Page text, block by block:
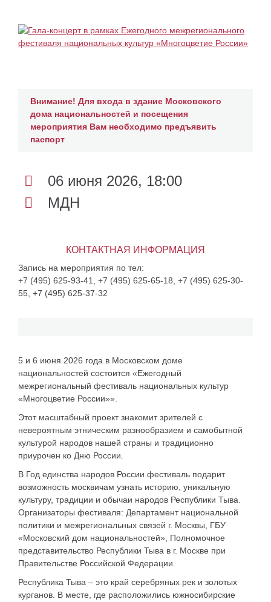
Внимание! Для входа в здание Московского
дома национальностей и посещения
мероприятия Вам необходимо предъявить
паспорт
06 июня 2026, 18:00
МДН
КОНТАКТНАЯ ИНФОРМАЦИЯ
Запись на мероприятия по тел:
+7 (495) 625-93-41, +7 (495) 625-65-18, +7 (495) 625-30-
55, +7 (495) 625-37-32
5 и 6 июня 2026 года в Московском доме
национальностей состоится «Ежегодный
межрегиональный фестиваль национальных культур
«Многоцветие России»».
Этот масштабный проект знакомит зрителей с
невероятным этническим разнообразием и самобытной
культурой народов нашей страны и традиционно
приурочен ко Дню России.
В Год единства народов России фестиваль подарит
возможность москвичам узнать историю, уникальную
культуру, традиции и обычаи народов Республики Тыва.
Организаторы фестиваля: Департамент национальной
политики и межрегиональных связей г. Москвы, ГБУ
«Московский дом национальностей», Полномочное
представительство Республики Тыва в г. Москве при
Правительстве Российской Федерации.
Республика Тыва – это край серебряных рек и золотых
курганов. В месте, где расположились южносибирские